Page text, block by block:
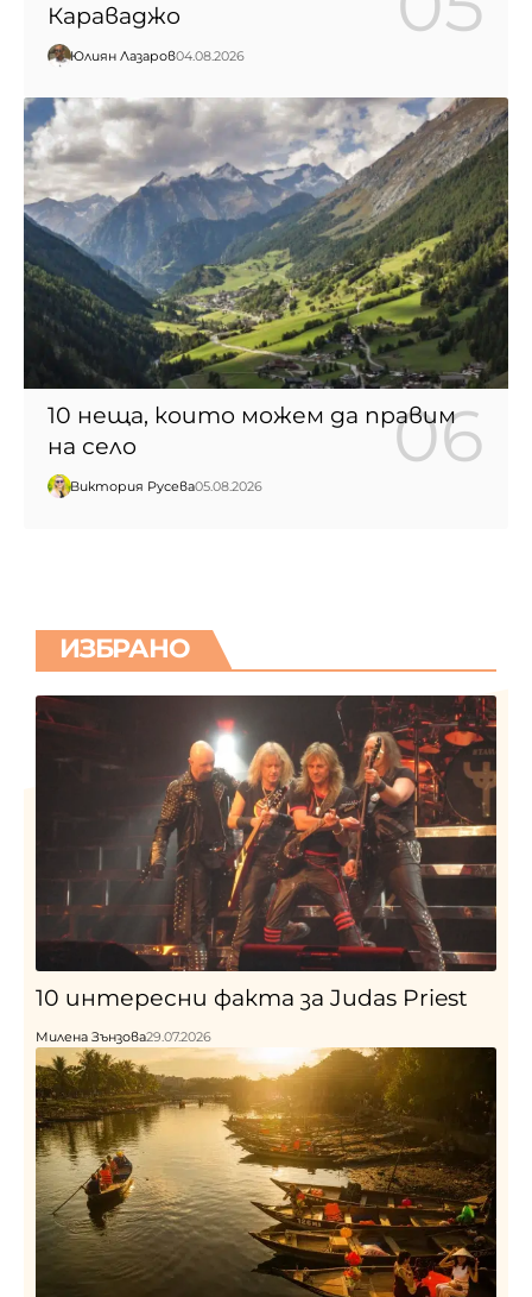
Караваджо
Юлиян Лазаров04.08.2026
10 неща, които можем да правим
на село
Виктория Русева05.08.2026
ИЗБРАНО
10 интересни факта за Judas Priest
Милена Зънзова29.07.2026